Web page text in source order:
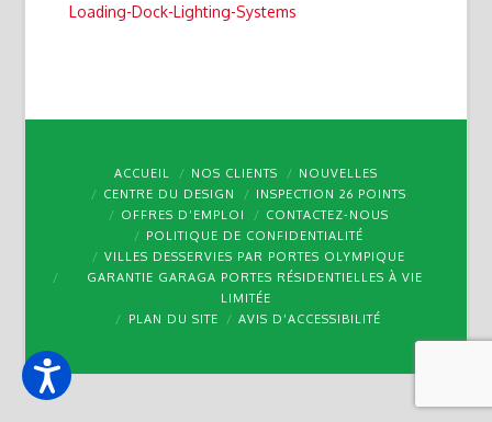
Loading-Dock-Lighting-Systems
ACCUEIL NOS CLIENTS
NOUVELLES
CENTRE DU DESIGN
INSPECTION 26 POINTS
OFFRES D’EMPLOI
CONTACTEZ-NOUS
POLITIQUE DE CONFIDENTIALITÉ
VILLES DESSERVIES PAR PORTES OLYMPIQUE
GARANTIE GARAGA PORTES RÉSIDENTIELLES À VIE
LIMITÉE
PLAN DU SITE
AVIS D’ACCESSIBILITÉ